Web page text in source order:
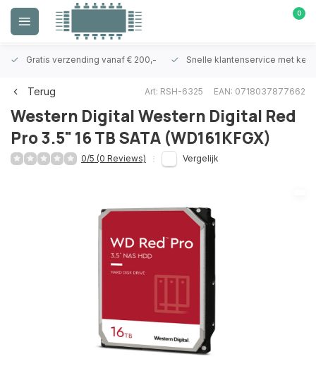
0
Gratis verzending vanaf € 200,- Snelle klantenservice met
Terug Art: RSH-6325 EAN: 0718037877662
Western DigitalWestern Digital Red
Pro 3.5" 16 TB SATA (WD161KFGX)
0/5 (0 Reviews) Vergelijk